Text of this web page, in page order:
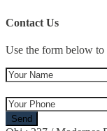
Contact Us
Use the form below to
Send